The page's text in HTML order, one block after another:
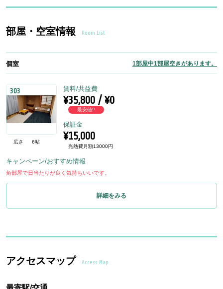
部屋・空室情報 Room List
個室 1部屋中1部屋空きがあります。
303
広さ 6帖
賃料/共益費
¥35,800 / ¥0
最安値!!
保証金
¥15,000
光熱費月額13000円
キャンペーン/おすすめ情報
角部屋で日当たりが良く気持ちいいです。
詳細をみる
アクセスマップ Access Map